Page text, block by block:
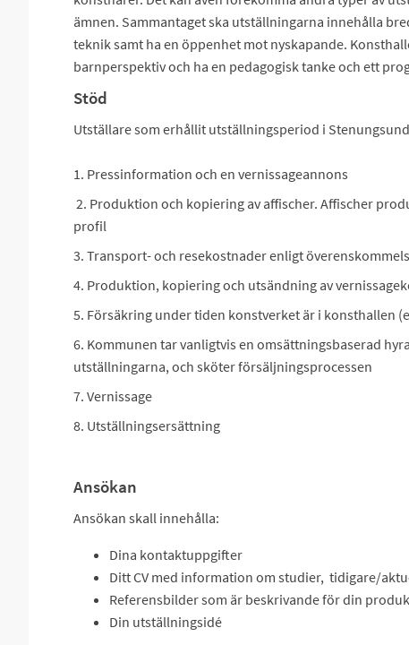
ämnen. Sammantaget ska utställningarna innehålla
teknik samt ha en öppenhet mot nyskapande.
barnperspektiv och ha en pedagogisk tanke och ett
Stöd
Utställare som erhållit utställningsperiod i
1. Pressinformation och en vernissageannons
2. Produktion och kopiering av affischer. Affischer
profil
3. Transport- och resekostnader enligt
4. Produktion, kopiering och utsändning av
5. Försäkring under tiden konstverket är i konsthallen
6. Kommunen tar vanligtvis en omsättningsbaserad
utställningarna, och sköter försäljningsprocessen
7. Vernissage
8. Utställningsersättning
Ansökan
Ansökan skall innehålla:
Dina kontaktuppgifter
Ditt CV med information om studier, tidigare/
Referensbilder som är beskrivande för din
Din utställningsidé